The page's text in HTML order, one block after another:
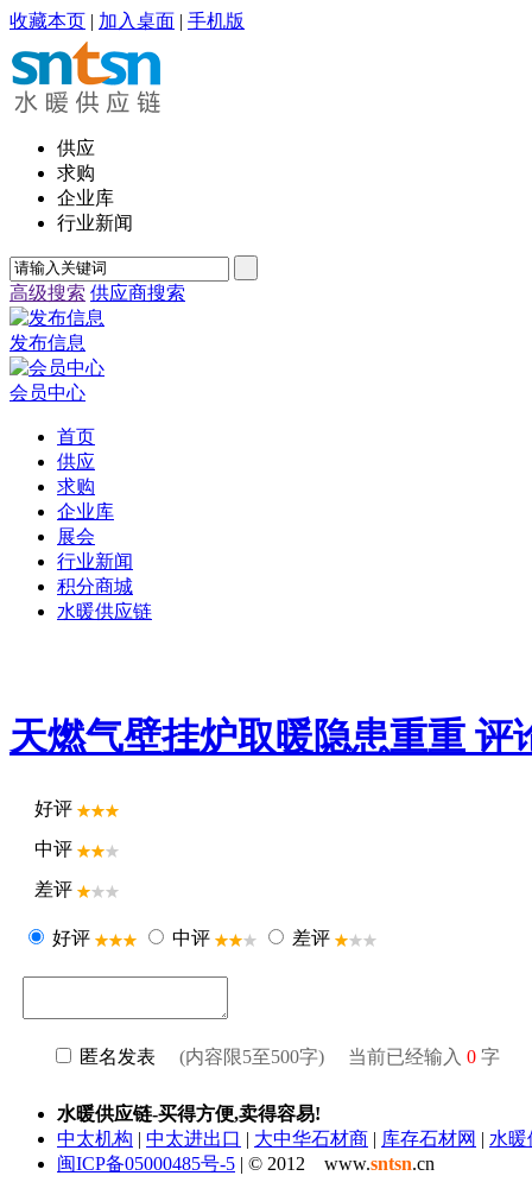
收藏本页 | 加入桌面 | 手机版
供应
求购
企业库
行业新闻
高级搜索 供应商搜索
发布信息
会员中心
首页
供应
求购
企业库
展会
行业新闻
积分商城
水暖供应链
天燃气壁挂炉取暖隐患重重 评
好评
中评
差评
好评 中评 差评
匿名发表 (内容限5至500字) 当前已经输入 0 字
水暖供应链-买得方便,卖得容易!
中太机构 | 中太进出口 | 大中华石材商 | 库存石材网 | 水暖
闽ICP备05000485号-5 | © 2012 www.sntsn.cn